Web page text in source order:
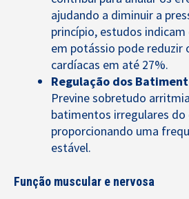
ajudando a diminuir a
princípio, estudos
em potássio pode reduzir
cardíacas em até 27%.
Regulação dos
Previne sobretudo
batimentos irregulares do
proporcionando uma
estável.
Função muscular e nervosa